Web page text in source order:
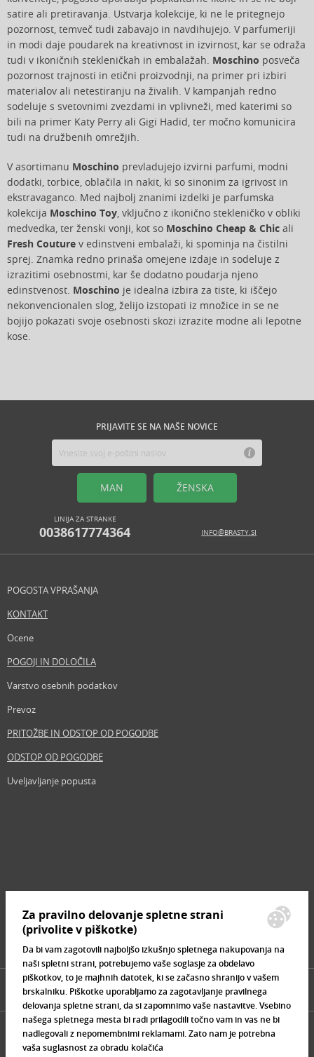
satire ali pretiravanja. Ustvarja kolekcije, ki ne le pritegnejo
pozornost, temveč tudi zabavajo in navdihujejo. V parfumeriji
in modi daje poudarek na kreativnost in izvirnost, kar se odraža
tudi v ikoničnih stekleničkah in embalažah. Moschino posveča
pozornost trajnosti in etični proizvodnji, na primer pri izbiri
materialov ali netestiranju na živalih. V kampanjah redno
sodeluje s svetovnimi zvezdami in vplivneži, med katerimi so
bili na primer Katy Perry ali Gigi Hadid, ter močno komunicira
tudi na družbenih omrežjih.
V asortimanu Moschino prevladujejo izvirni parfumi, modni
dodatki, torbice, oblačila in nakit, ki so sinonim za igrivost in
ekstravaganco. Med najbolj znanimi izdelki je parfumska
kolekcija Moschino Toy, vključno z ikonično stekleničko v obliki
medvedka, ter ženski vonji, kot so Moschino Cheap & Chic ali
Fresh Couture v edinstveni embalaži, ki spominja na čistilni
sprej. Znamka redno prinaša omejene izdaje in sodeluje z
izrazitimi osebnostmi, kar še dodatno poudarja njeno
edinstvenost. Moschino je idealna izbira za tiste, ki iščejo
nekonvencionalen slog, želijo izstopati iz množice in se ne
bojijo pokazati svoje osebnosti skozi izrazite modne ali lepotne
kose.
PRIJAVITE SE NA NAŠE NOVICE
MAN ŽENSKA
LINIJA ZA STRANKE
0038617774364 INFO@BRASTY.SI
POGOSTA VPRAŠANJA
KONTAKT
Ocene
POGOJI IN DOLOČILA
Varstvo osebnih podatkov
Prevoz
PRITOŽBE IN ODSTOP OD POGODBE
ODSTOP OD POGODBE
Uveljavljanje popusta
Znamke, ki se prodajajo
Za pravilno delovanje spletne strani
(privolite v piškotke)
Da bi vam zagotovili najboljšo izkušnjo spletnega nakupovanja na
naši spletni strani, potrebujemo vaše soglasje za obdelavo
piškotkov, to je majhnih datotek, ki se začasno shranijo v vašem
brskalniku. Piškotke uporabljamo za zagotavljanje pravilnega
delovanja spletne strani, da si zapomnimo vaše nastavitve. Vsebino
našega spletnega mesta bi radi prilagodili točno vam in vas ne bi
nadlegovali z nepomembnimi reklamami. Zato nam je potrebna
vaša suglasnost za obradu kolačića